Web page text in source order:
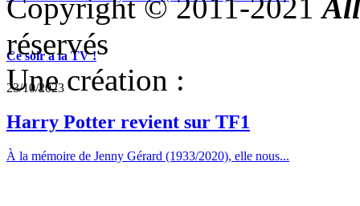
Ce soir a la TV !
23/10/2023
Harry Potter revient sur TF1
À la mémoire de Jenny Gérard (1933/2020), elle nous...
Copyright © 2011-2021
réservés
Une création :